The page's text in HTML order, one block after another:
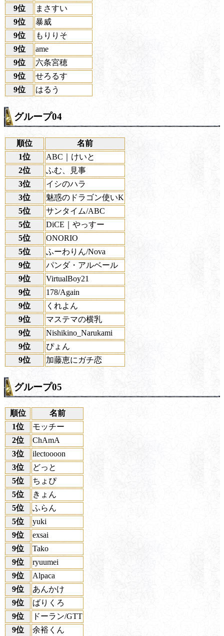
9位
まさすい
9位
暴威
9位
もりりそ
9位
ame
9位
六条宮穂
9位
せろるす
9位
はるう
グループ04
順位
名前
1位
ABC｜けいと
2位
ふむ、見事
3位
イシのハラ
3位
魅惑のドラゴン使いK
5位
サンタイム/ABC
5位
DiCE｜やっすー
5位
ONORIO
5位
ふーわりん/Nova
9位
パンダ・アルベール
9位
VirtualBoy21
9位
178/Again
9位
くれよん
9位
マステマの横乳
9位
Nishikino_Narukami
9位
ぴょん
9位
加藤恵にガチ恋
グループ05
順位
名前
1位
モッチー
2位
ChAmA
3位
ilectoooon
3位
どっと
5位
ちょぴ
5位
きょん
5位
ふらん
5位
yuki
9位
exsai
9位
Tako
9位
ryuumei
9位
Alpaca
9位
あんかけ
9位
ばりくろ
9位
ドーラン/GTT
9位
余裕くん